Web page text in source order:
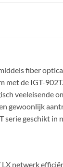
fiber
de IGT-
veeleisende
gewoonlijk
serie geschikt
netwerk